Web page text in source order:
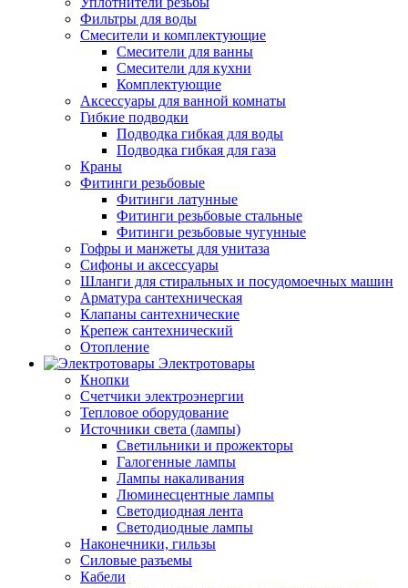
Фильтры для воды
Смесители и комплектующие
Смесители для ванны
Смесители для кухни
Комплектующие
Аксессуары для ванной комнаты
Гибкие подводки
Подводка гибкая для воды
Подводка гибкая для газа
Краны
Фитинги резьбовые
Фитинги латунные
Фитинги резьбовые стальные
Фитинги резьбовые чугунные
Гофры и манжеты для унитаза
Сифоны и аксессуары
Шланги для стиральных и посудомоечных машин
Арматура сантехническая
Клапаны сантехнические
Крепеж сантехнический
Отопление
Электротовары
Кнопки
Счетчики электроэнергии
Тепловое оборудование
Источники света (лампы)
Светильники и прожекторы
Галогенные лампы
Лампы накаливания
Люминесцентные лампы
Светодиодная лента
Светодиодные лампы
Наконечники, гильзы
Силовые разъемы
Кабели